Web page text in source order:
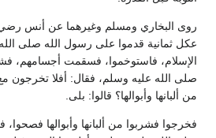
روى البخاري ومسلم وغيرهما عن أنس رضي
عكل ثمانية قدموا على رسول الله صلى
الإسلام، فاستوخموا، فسقمت أجسامهم،
صلى الله عليه وسلم، فقال: أفلا تخرجون
من ألبانها وأبوالها؟ قالوا: بلى.
فخرجوا فشربوا من ألبانها وأبوالها